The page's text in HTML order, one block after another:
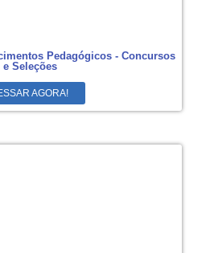
Pedagógicos - Concursos
e Seleções
AGORA!